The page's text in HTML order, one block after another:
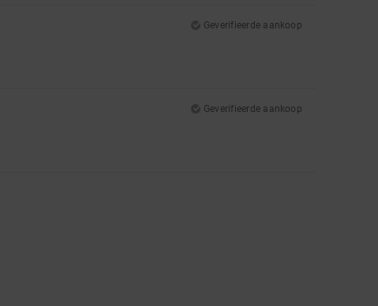
Geverifieerde aankoop
Geverifieerde aankoop